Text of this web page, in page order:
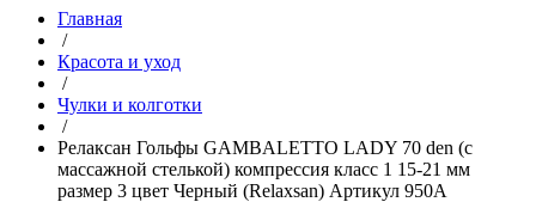
Главная
/
Красота и уход
/
Чулки и колготки
/
Релаксан Гольфы GAMBALETTO LADY 70 den (с
массажной стелькой) компрессия класс 1 15-21 мм
размер 3 цвет Черный (Relaxsan) Артикул 950A